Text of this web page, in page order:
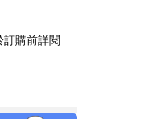
訂購前詳閱